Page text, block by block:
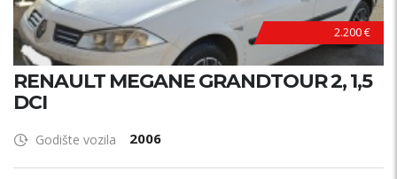
2.200 €
RENAULT MEGANE GRANDTOUR 2, 1,5
DCI
Godište vozila 2006